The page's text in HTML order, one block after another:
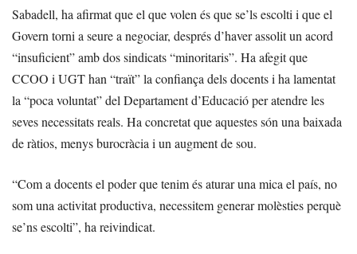
Sabadell, ha afirmat que el que volen és que se’ls escolti i que el
Govern torni a seure a negociar, després d’haver assolit un acord
“insuficient” amb dos sindicats “minoritaris”. Ha afegit que
CCOO i UGT han “traït” la confiança dels docents i ha lamentat
la “poca voluntat” del Departament d’Educació per atendre les
seves necessitats reals. Ha concretat que aquestes són una baixada
de ràtios, menys burocràcia i un augment de sou.
“Com a docents el poder que tenim és aturar una mica el país, no
som una activitat productiva, necessitem generar molèsties perquè
se’ns escolti”, ha reivindicat.